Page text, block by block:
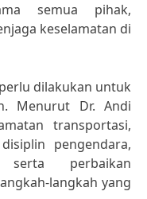
semua pihak,
keselamatan di
dilakukan untuk
Menurut Dr. Andi
transportasi,
pengendara,
serta perbaikan
langkah yang